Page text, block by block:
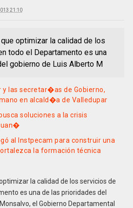
21:10
optimizar la calidad de los
todo el Departamento es una
gobierno de Luis Alberto M
y las secretar�as de Gobierno,
en alcald�a de Valledupar
soluciones a la crisis
al Instpecam para construir una
la formación técnica
la calidad de los servicios de
es una de las prioridades del
el Gobierno Departamental